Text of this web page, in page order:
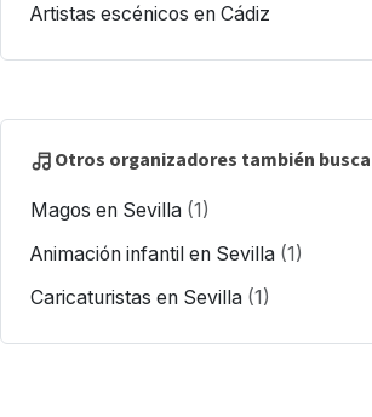
Artistas escénicos en Cádiz
Otros organizadores también
Magos en Sevilla (1)
Animación infantil en Sevilla (1)
Caricaturistas en Sevilla (1)